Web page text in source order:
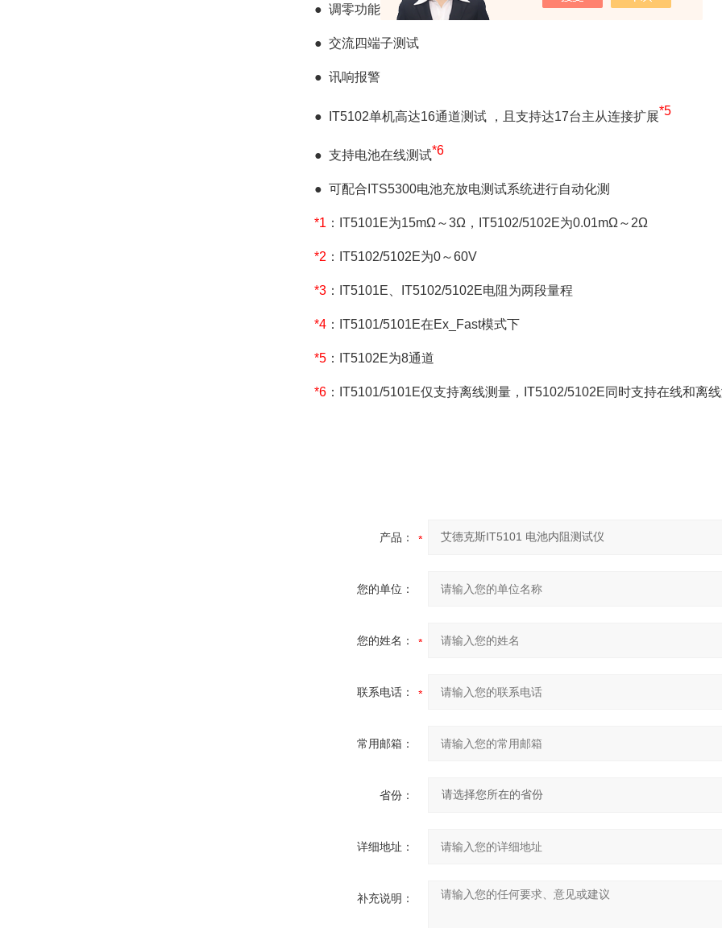
● 调零功能：全量程短路清零
● 交流四端子测试
● 讯响报警
● IT5102单机高达16通道测试 ，且支持达17台主从连接扩展*5
● 支持电池在线测试*6
● 可配合ITS5300电池充放电测试系统进行自动化测
*1 ：IT5101E为15mΩ～3Ω，IT5102/5102E为0.01mΩ～2Ω
*2 ：IT5102/5102E为0～60V
*3 ：IT5101E、IT5102/5102E电阻为两段量程
*4 ：IT5101/5101E在Ex_Fast模式下
*5 ：IT5102E为8通道
*6 ：IT5101/5101E仅支持离线测量，IT5102/5102E同时支持在线和离
产品：
您的单位：
您的姓名：
联系电话：
常用邮箱：
省份：
详细地址：
补充说明：